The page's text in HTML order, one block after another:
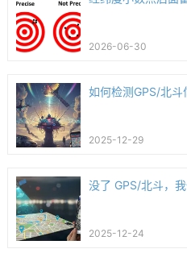
2026-06-30
如何检测GPS/北斗
2025-12-29
没了 GPS/北斗，
2025-12-24